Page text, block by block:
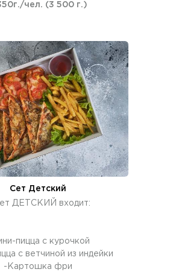
чел. (3 500 г.)
Сет Детский
ДЕТСКИЙ входит:
пицца с курочкой
с ветчиной из индейки
-Картошка фри